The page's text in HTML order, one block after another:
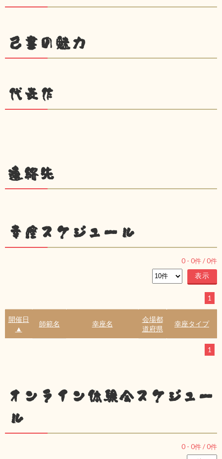
己書の魅力
代表作
連絡先
幸座スケジュール
0 - 0件 /0件
1
開催日
▲
師範名 幸座名
会場都
道府県
幸座タイプ
1
オンライン体験会スケジュー
ル
0 - 0件 /0件